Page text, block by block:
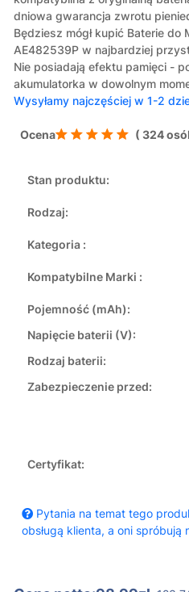
dniowa gwarancja zwrotu
Będziesz mógł kupić Baterie do
AE482539P w najbardziej
Nie posiadają efektu pamięci -
akumulatorka w dowolnym
Wysyłamy najczęściej w 1-2
Ocena ( 324
Stan produktu:
Rodzaj:
Kategoria :
Kompatybilne Marki :
Pojemność (mAh):
Napięcie baterii (V):
Rodzaj baterii:
Zabezpieczenie przed:
Certyfikat:
Pytania na temat tego
obsługą klienta, a oni spróbują